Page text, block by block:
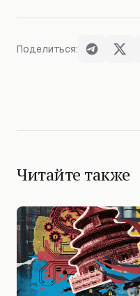
Поделиться:
Читайте также